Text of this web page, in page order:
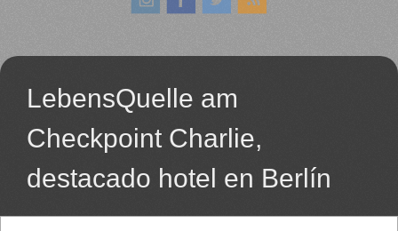
LebensQuelle am
Checkpoint Charlie,
destacado hotel en Berlín